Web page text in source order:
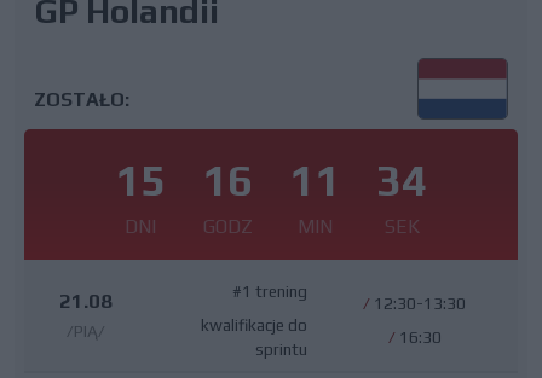
GP Holandii
ZOSTAŁO:
15
DNI
16
GODZ
11
MIN
33
SEK
21.08
/PIĄ/
#1 trening
kwalifikacje do
sprintu
/ 12:30-13:30
/ 16:30